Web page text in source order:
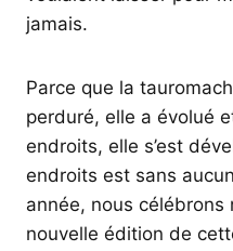
jamais.
Parce que la
perduré, elle a évolué
endroits, elle s’est
endroits est sans
année, nous célébrons
nouvelle édition de